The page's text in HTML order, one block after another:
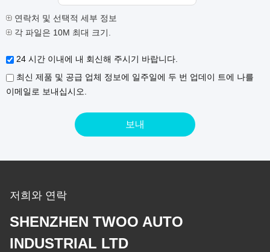
연락처 및 선택적 세부 정보
각 파일은 10M 최대 크기.
24 시간 이내에 내 회신해 주시기 바랍니다.
최신 제품 및 공급 업체 정보에 일주일에 두 번 업데이 트에 나를
이메일로 보내십시오.
저희와 연락
SHENZHEN TWOO AUTO
INDUSTRIAL LTD